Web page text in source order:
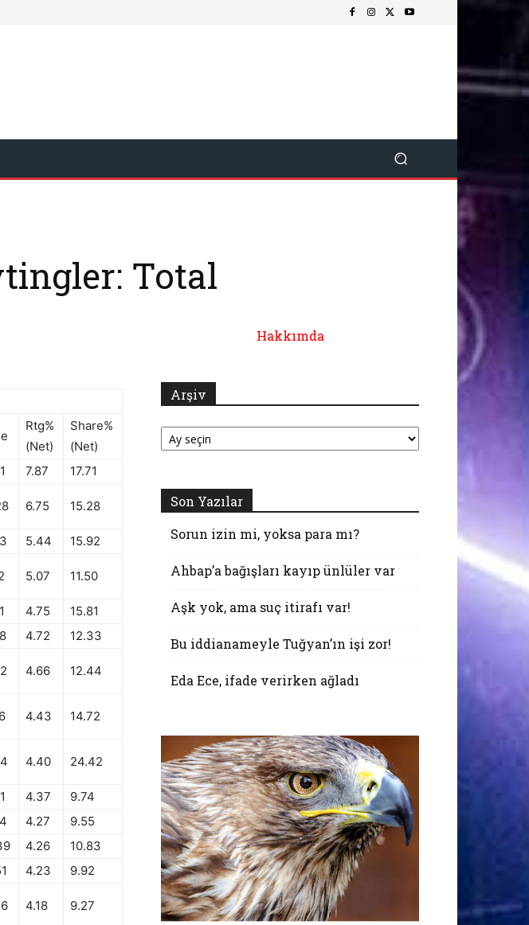
Total
Rtg%
(Net)
Share%
(Net)
7.87 17.71
6.75 15.28
5.44 15.92
5.07 11.50
4.75
15.81
4.72 12.33
4.66 12.44
4.43 14.72
4.40 24.42
4.37
9.74
4.27
9.55
4.26
10.83
4.23 9.92
4.18 9.27
Hakkımda
Arşiv
Arşiv
Son Yazılar
Sorun izin mi, yoksa para mı?
Ahbap’a bağışları kayıp ünlüler var
Aşk yok, ama suç itirafı var!
Bu iddianameyle Tuğyan’ın işi zor!
Eda Ece, ifade verirken ağladı